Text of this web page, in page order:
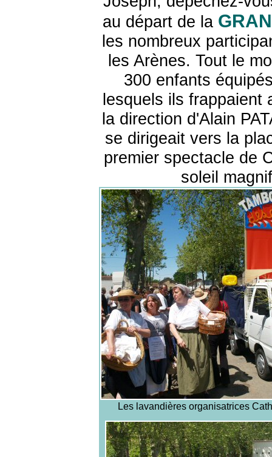
au départ de la
les nombreux
les Arènes. Tout le
300 enfants
lesquels ils frappaient
la direction d'Alain
se dirigeait vers la
premier spectacle de
soleil
Les lavandières organisatrices